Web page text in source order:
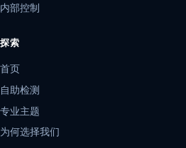
内部控制
探索
首页
自助检测
专业主题
为何选择我们